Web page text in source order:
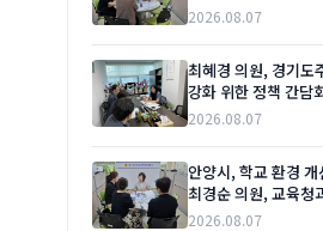
2026.08.07
최혜경 의원, 경기도
강화 위한 정책 간담
2026.08.07
안양시, 학교 환경
최경순 의원, 교육청
맞대'
2026.08.07